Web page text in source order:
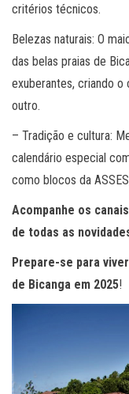
critérios técnicos.
Belezas naturais: O
das belas praias de
exuberantes, criando o
outro.
– Tradição e cultura:
calendário especial
como blocos da
Acompanhe os
de todas as
Prepare-se para
de Bicanga em 2025!